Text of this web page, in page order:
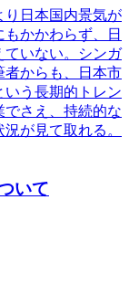
り日本国内景気が
かかわらず、日
ていない。シンガ
者からも、日本市
う長期的トレン
でさえ、持続的な
が見て取れる。
いて